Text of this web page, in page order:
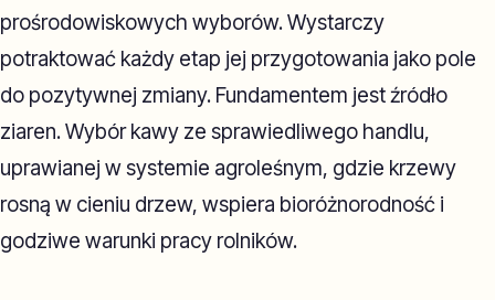
prośrodowiskowych wyborów. Wystarczy
potraktować każdy etap jej przygotowania jako pole
do pozytywnej zmiany. Fundamentem jest źródło
ziaren. Wybór kawy ze sprawiedliwego handlu,
uprawianej w systemie agroleśnym, gdzie krzewy
rosną w cieniu drzew, wspiera bioróżnorodność i
godziwe warunki pracy rolników.